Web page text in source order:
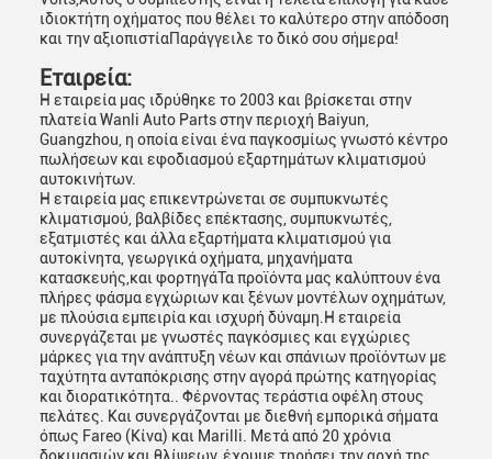
ιδιοκτήτη οχήματος που θέλει το καλύτερο στην απόδοση
και την αξιοπιστίαΠαράγγειλε το δικό σου σήμερα!
Εταιρεία:
Η εταιρεία μας ιδρύθηκε το 2003 και βρίσκεται στην
πλατεία Wanli Auto Parts στην περιοχή Baiyun,
Guangzhou, η οποία είναι ένα παγκοσμίως γνωστό κέντρο
πωλήσεων και εφοδιασμού εξαρτημάτων κλιματισμού
αυτοκινήτων.
Η εταιρεία μας επικεντρώνεται σε συμπυκνωτές
κλιματισμού, βαλβίδες επέκτασης, συμπυκνωτές,
εξατμιστές και άλλα εξαρτήματα κλιματισμού για
αυτοκίνητα, γεωργικά οχήματα, μηχανήματα
κατασκευής,και φορτηγάΤα προϊόντα μας καλύπτουν ένα
πλήρες φάσμα εγχώριων και ξένων μοντέλων οχημάτων,
με πλούσια εμπειρία και ισχυρή δύναμη.Η εταιρεία
συνεργάζεται με γνωστές παγκόσμιες και εγχώριες
μάρκες για την ανάπτυξη νέων και σπάνιων προϊόντων με
ταχύτητα ανταπόκρισης στην αγορά πρώτης κατηγορίας
και διορατικότητα.. Φέρνοντας τεράστια οφέλη στους
πελάτες. Και συνεργάζονται με διεθνή εμπορικά σήματα
όπως Fareo (Κίνα) και Marilli. Μετά από 20 χρόνια